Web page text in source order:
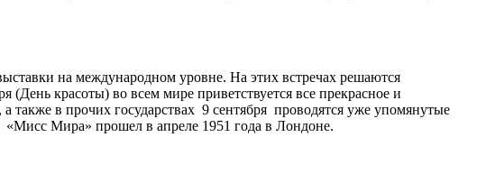
на международном уровне. На этих встречах решаются
красоты) во всем мире приветствуется все прекрасное и
также в прочих государствах 9 сентября проводятся уже упомянутые
«Мисс Мира» прошел в апреле 1951 года в Лондоне.